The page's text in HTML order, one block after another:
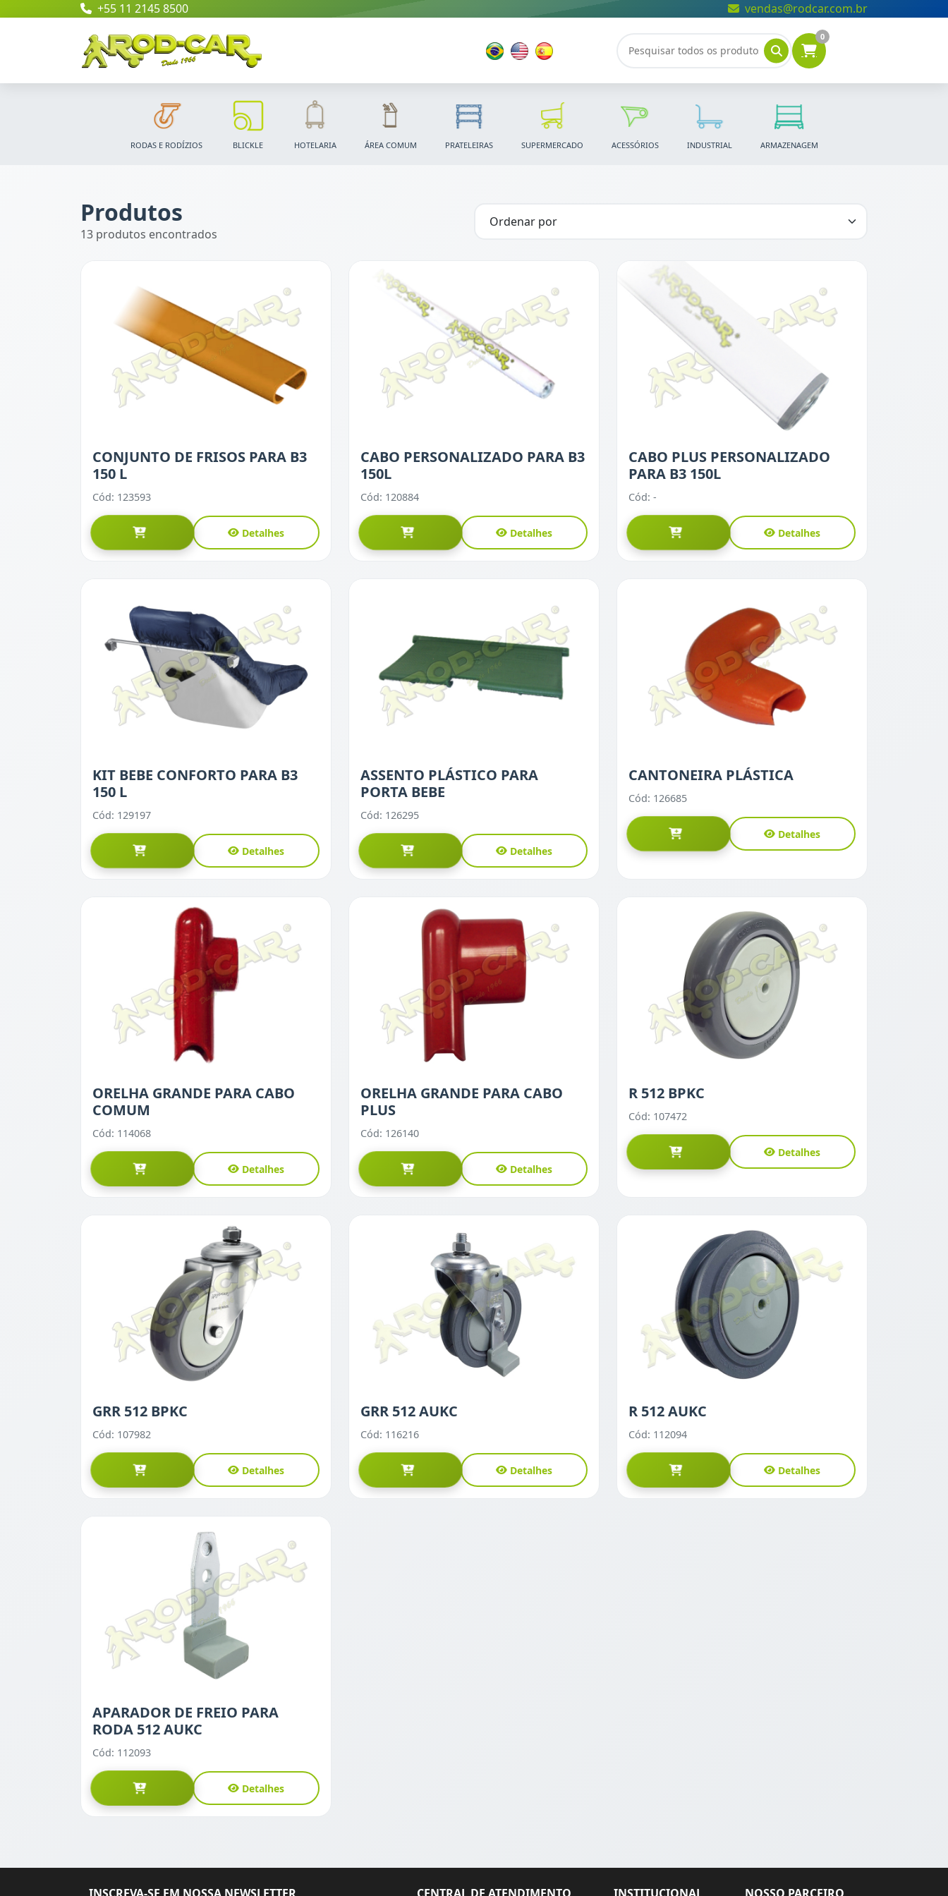
+55 11 2145 8500 vendas@rodcar.com.br
0
RODAS E RODÍZIOS BLICKLE HOTELARIA ÁREA COMUM PRATELEIRAS SUPERMERCADO ACESSÓRIOS INDUSTRIAL ARMAZENAGEM
Produtos
13 produtos encontrados
CONJUNTO DE FRISOS PARA B3
150 L
Cód: 123593
Detalhes
CABO PERSONALIZADO PARA B3
150L
Cód: 120884
Detalhes
CABO PLUS PERSONALIZADO
PARA B3 150L
Cód: -
Detalhes
KIT BEBE CONFORTO PARA B3
150 L
Cód: 129197
Detalhes
ASSENTO PLÁSTICO PARA
PORTA BEBE
Cód: 126295
Detalhes
CANTONEIRA PLÁSTICA
Cód: 126685
Detalhes
ORELHA GRANDE PARA CABO
COMUM
Cód: 114068
Detalhes
ORELHA GRANDE PARA CABO
PLUS
Cód: 126140
Detalhes
R 512 BPKC
Cód: 107472
Detalhes
GRR 512 BPKC
Cód: 107982
Detalhes
GRR 512 AUKC
Cód: 116216
Detalhes
R 512 AUKC
Cód: 112094
Detalhes
APARADOR DE FREIO PARA
RODA 512 AUKC
Cód: 112093
Detalhes